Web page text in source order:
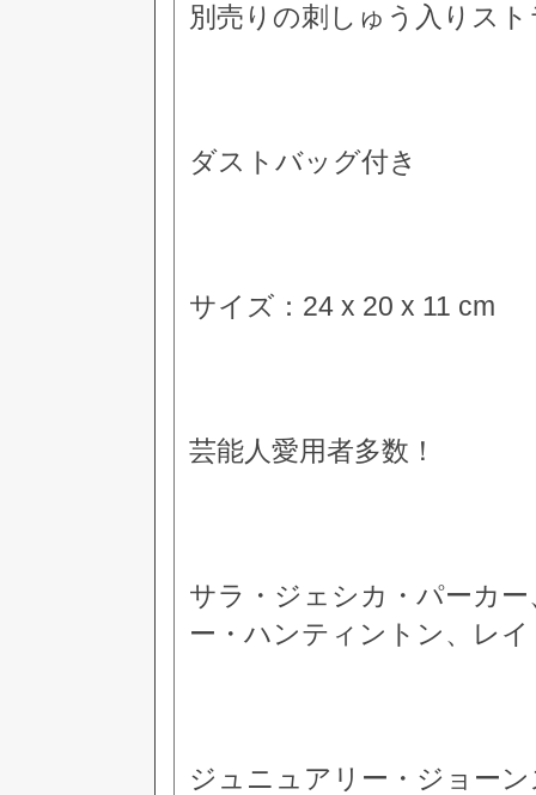
別売りの刺しゅう入りス
ダストバッグ付き
サイズ：24 x 20 x 11 cm
芸能人愛用者多数！
サラ・ジェシカ・パーカ
ー・ハンティントン、レ
ジュニュアリー・ジョー